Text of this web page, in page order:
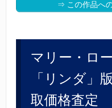
⇒ この作品へ
マリー・ロ
「リンダ」
取価格査定